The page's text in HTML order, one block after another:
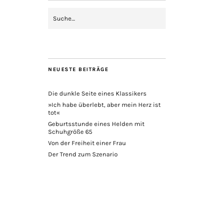
NEUESTE BEITRÄGE
Die dunkle Seite eines Klassikers
»Ich habe überlebt, aber mein Herz ist
tot«
Geburtsstunde eines Helden mit
Schuhgröße 65
Von der Freiheit einer Frau
Der Trend zum Szenario